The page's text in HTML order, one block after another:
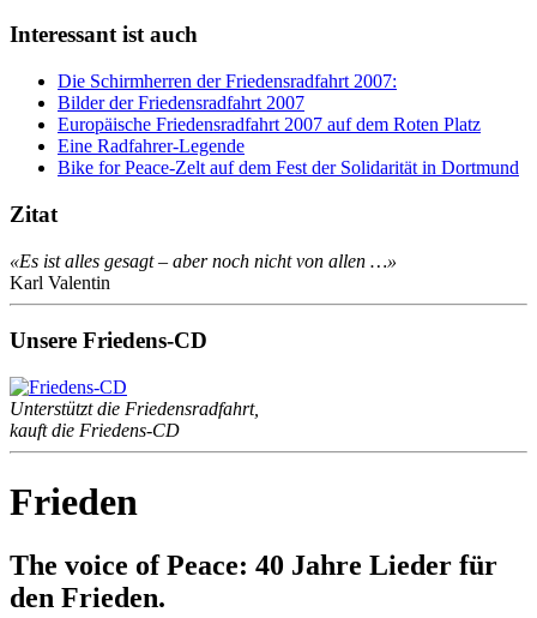
Interessant ist auch
Die Schirmherren der Friedensradfahrt 2007:
Bilder der Friedensradfahrt 2007
Europäische Friedensradfahrt 2007 auf dem Roten Platz
Eine Radfahrer-Legende
Bike for Peace-Zelt auf dem Fest der Solidarität in Dortmund
Zitat
«Es ist alles gesagt – aber noch nicht von allen …»
Karl Valentin
Unsere Friedens-CD
Unterstützt die Friedensradfahrt,
kauft die Friedens-CD
Frieden
The voice of Peace: 40 Jahre Lieder für
den Frieden.